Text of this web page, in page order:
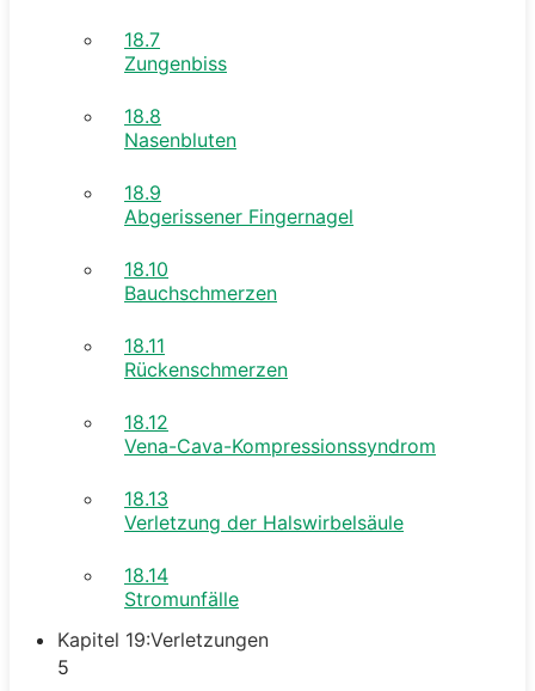
18.7
Zungenbiss
18.8
Nasenbluten
18.9
Abgerissener Fingernagel
18.10
Bauchschmerzen
18.11
Rückenschmerzen
18.12
Vena-Cava-Kompressionssyndrom
18.13
Verletzung der Halswirbelsäule
18.14
Stromunfälle
Kapitel 19:Verletzungen
5